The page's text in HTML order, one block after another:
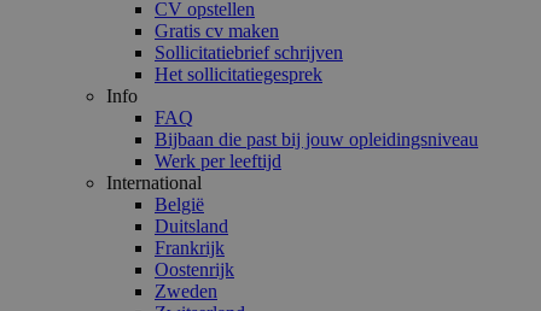
CV opstellen
Gratis cv maken
Sollicitatiebrief schrijven
Het sollicitatiegesprek
Info
FAQ
Bijbaan die past bij jouw opleidingsniveau
Werk per leeftijd
International
België
Duitsland
Frankrijk
Oostenrijk
Zweden